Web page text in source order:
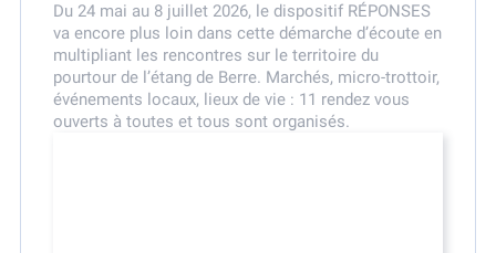
Du 24 mai au 8 juillet 2026, le dispositif RÉPONSES
va encore plus loin dans cette démarche d’écoute en
multipliant les rencontres sur le territoire du
pourtour de l’étang de Berre. Marchés, micro-trottoir,
événements locaux, lieux de vie : 11 rendez vous
ouverts à toutes et tous sont organisés.